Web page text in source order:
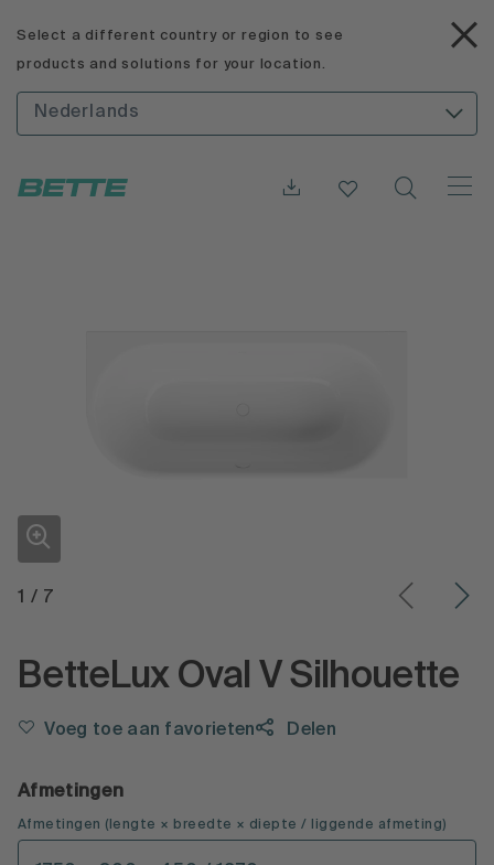
Select a different country or region to see
products and solutions for your location.
Nederlands
1 / 7
BetteLux Oval V Silhouette
Voeg toe aan favorieten Delen
Afmetingen
Afmetingen ( lengte × breedte × diepte / liggende afmeting)